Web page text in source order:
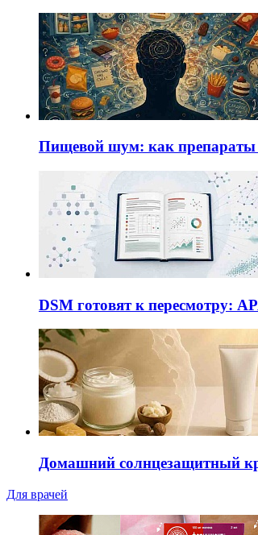
Пищевой шум: как
DSM готовят к пересмотру:
Домашний солнцезащитный
Для врачей